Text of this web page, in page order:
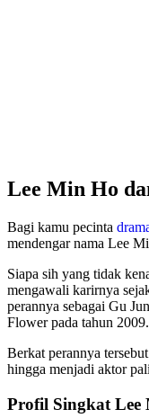
Lee Min Ho
Bagi kamu pecinta
mendengar nama Lee
Siapa sih yang tidak
mengawali karirnya
perannya sebagai Gu
Flower pada tahun 2009.
Berkat perannya
hingga menjadi aktor
Profil Singkat Lee